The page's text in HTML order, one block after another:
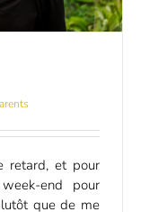
retard, et pour
end pour
que de me